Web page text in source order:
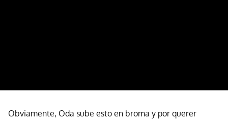
Obviamente, Oda sube esto en broma y por querer